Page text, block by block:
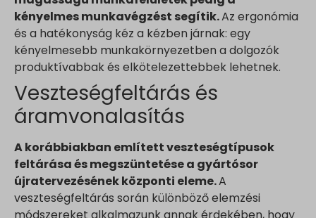
kényelmes munkavégzést segítik.Az ergonómia
és a hatékonyság kéz a kézben járnak: egy
kényelmesebb munkakörnyezetben a dolgozók
produktívabbak és elkötelezettebbek lehetnek.
Veszteségfeltárás és
áramvonalasítás
A korábbiakban említett veszteségtípusok
feltárása és megszüntetése a gyártósor
újratervezésének központi eleme.A
veszteségfeltárás során különböző elemzési